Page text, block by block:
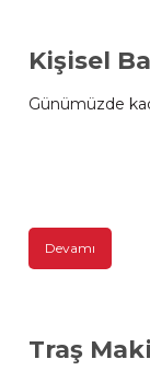
Kişisel
Günümüzde
Devamı
Traş